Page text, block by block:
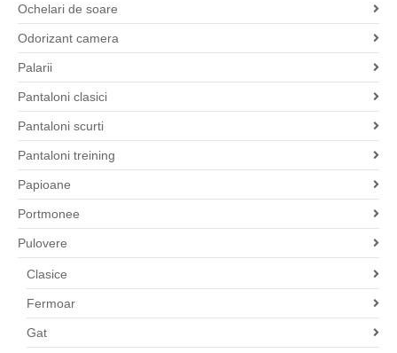
Ochelari de soare
Odorizant camera
Palarii
Pantaloni clasici
Pantaloni scurti
Pantaloni treining
Papioane
Portmonee
Pulovere
Clasice
Fermoar
Gat